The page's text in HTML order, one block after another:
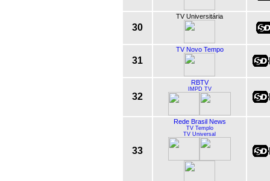
30
TV Universitária
31
TV Novo Tempo
32
RBTV
IMPD TV
33
Rede Brasil News
TV Templo
TV Universal